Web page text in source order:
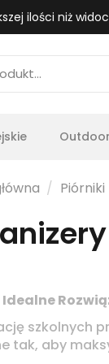
ilości niż
Outdoor
Piórniki
szkolnych
tak, aby